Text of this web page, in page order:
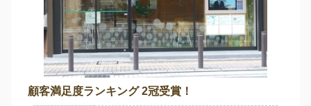
顧客満足度ランキング 2冠受賞！